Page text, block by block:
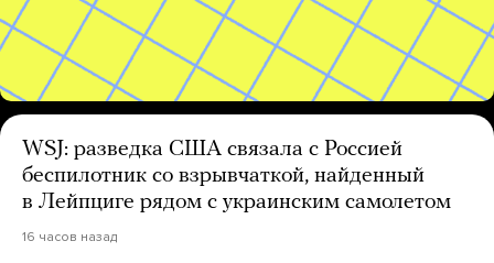
WSJ: разведка США связала с Россией
беспилотник со взрывчаткой, найденный
в Лейпциге рядом с украинским самолетом
16 часов назад